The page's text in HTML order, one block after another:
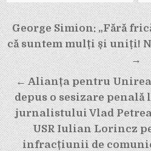
Navigare
în
articole
George Simion: „Fără
că suntem mulți și uniți!
→
← Alianța pentru Unirea
depus o sesizare
jurnalistului Vlad
USR Iulian Lorincz
infracțiunii de